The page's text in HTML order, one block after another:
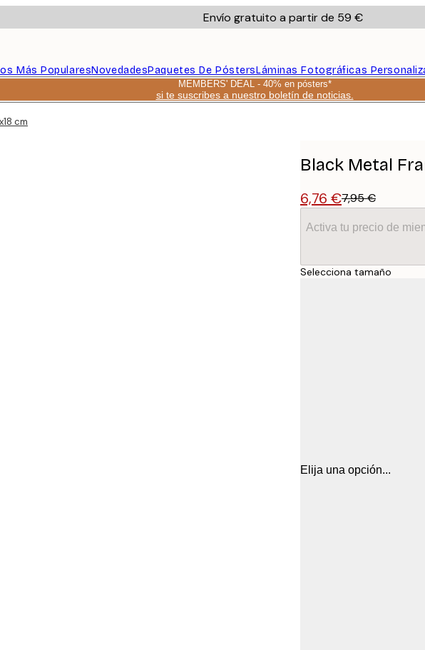
Envío gratuito a partir de 59 €
Más PopularesNovedadesPaquetes De PóstersLáminas Fotográficas
MEMBERS' DEAL - 40% en pósters*
si te suscribes a nuestro boletín de noticias.
cm
Black Metal
6,76 €7,95 €
Activa tu precio de
Selecciona tamaño
Elija una opción...